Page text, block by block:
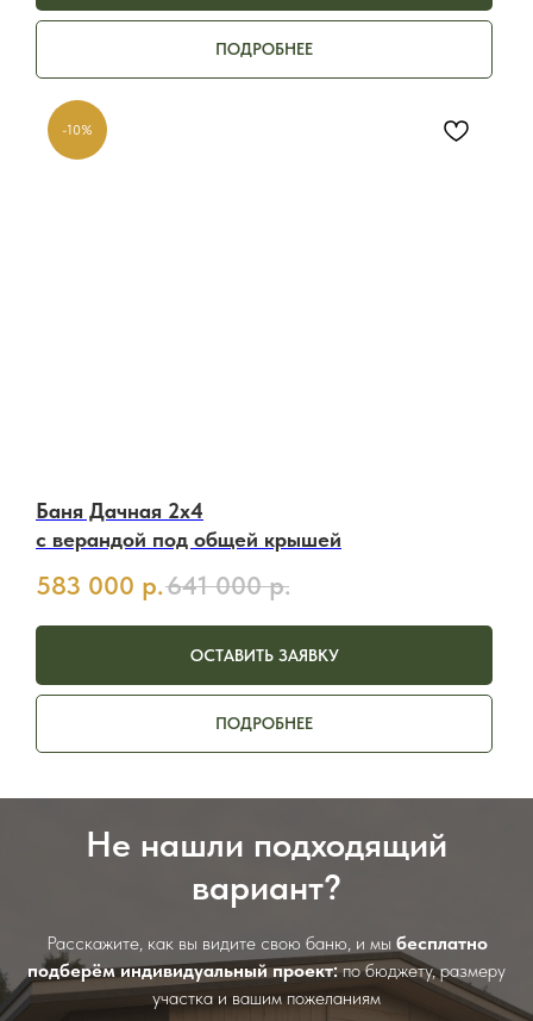
ПОДРОБНЕЕ
-10%
Баня Дачная 2х4
с верандой под общей крышей
583 000 р.641 000 р.
ОСТАВИТЬ ЗАЯВКУ
ПОДРОБНЕЕ
Не нашли подходящий
вариант?
Расскажите, как вы видите свою баню, и мы бесплатно
подберём индивидуальный проект:по бюджету, размеру
участка и вашим пожеланиям